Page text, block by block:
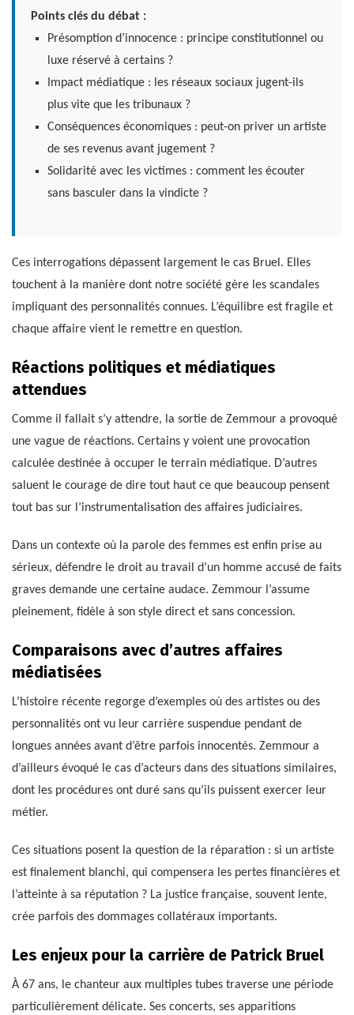
Points clés du débat :
Présomption d’innocence : principe constitutionnel ou
luxe réservé à certains ?
Impact médiatique : les réseaux sociaux jugent-ils
plus vite que les tribunaux ?
Conséquences économiques : peut-on priver un artiste
de ses revenus avant jugement ?
Solidarité avec les victimes : comment les écouter
sans basculer dans la vindicte ?
Ces interrogations dépassent largement le cas Bruel. Elles
touchent à la manière dont notre société gère les scandales
impliquant des personnalités connues. L’équilibre est fragile et
chaque affaire vient le remettre en question.
Réactions politiques et médiatiques
attendues
Comme il fallait s’y attendre, la sortie de Zemmour a provoqué
une vague de réactions. Certains y voient une provocation
calculée destinée à occuper le terrain médiatique. D’autres
saluent le courage de dire tout haut ce que beaucoup pensent
tout bas sur l’instrumentalisation des affaires judiciaires.
Dans un contexte où la parole des femmes est enfin prise au
sérieux, défendre le droit au travail d’un homme accusé de faits
graves demande une certaine audace. Zemmour l’assume
pleinement, fidèle à son style direct et sans concession.
Comparaisons avec d’autres affaires
médiatisées
L’histoire récente regorge d’exemples où des artistes ou des
personnalités ont vu leur carrière suspendue pendant de
longues années avant d’être parfois innocentés. Zemmour a
d’ailleurs évoqué le cas d’acteurs dans des situations similaires,
dont les procédures ont duré sans qu’ils puissent exercer leur
métier.
Ces situations posent la question de la réparation : si un artiste
est finalement blanchi, qui compensera les pertes financières et
l’atteinte à sa réputation ? La justice française, souvent lente,
crée parfois des dommages collatéraux importants.
Les enjeux pour la carrière de Patrick Bruel
À 67 ans, le chanteur aux multiples tubes traverse une période
particulièrement délicate. Ses concerts, ses apparitions